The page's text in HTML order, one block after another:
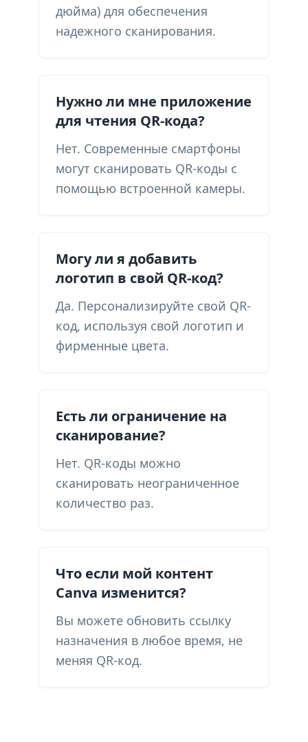
дюйма) для обеспечения
надежного сканирования.
Нужно ли мне приложение
для чтения QR-кода?
Нет. Современные смартфоны
могут сканировать QR-коды с
помощью встроенной камеры.
Могу ли я добавить
логотип в свой QR-код?
Да. Персонализируйте свой QR-
код, используя свой логотип и
фирменные цвета.
Есть ли ограничение на
сканирование?
Нет. QR-коды можно
сканировать неограниченное
количество раз.
Что если мой контент
Canva изменится?
Вы можете обновить ссылку
назначения в любое время, не
меняя QR-код.